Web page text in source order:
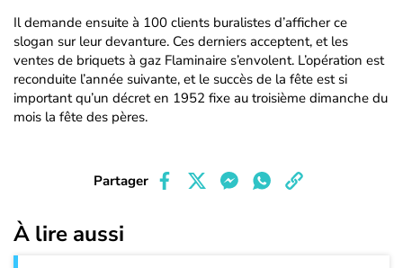
Il demande ensuite à 100 clients buralistes d’afficher ce
slogan sur leur devanture. Ces derniers acceptent, et les
ventes de briquets à gaz Flaminaire s’envolent. L’opération est
reconduite l’année suivante, et le succès de la fête est si
important qu’un décret en 1952 fixe au troisième dimanche du
mois la fête des pères.
Partager
À lire aussi